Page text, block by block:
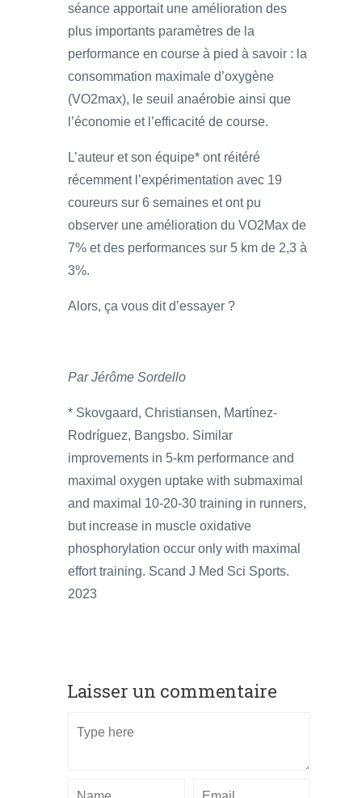
séance apportait une amélioration des
plus importants paramètres de la
performance en course à pied à savoir : la
consommation maximale d’oxygène
(VO2max), le seuil anaérobie ainsi que
l’économie et l’efficacité de course.
L’auteur et son équipe* ont réitéré
récemment l’expérimentation avec 19
coureurs sur 6 semaines et ont pu
observer une amélioration du VO2Max de
7% et des performances sur 5 km de 2,3 à
3%.
Alors, ça vous dit d’essayer ?
Par Jérôme Sordello
* Skovgaard, Christiansen, Martínez-
Rodríguez, Bangsbo. Similar
improvements in 5-km performance and
maximal oxygen uptake with submaximal
and maximal 10-20-30 training in runners,
but increase in muscle oxidative
phosphorylation occur only with maximal
effort training. Scand J Med Sci Sports.
2023
Laisser un commentaire